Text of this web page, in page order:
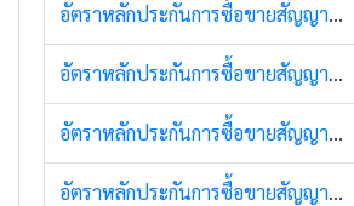
อัตราหลักประกันการซื้อขายสัญญาซื้อขายล่วงหน้า (15 กันยายน 2563)
อัตราหลักประกันการซื้อขายสัญญาซื้อขายล่วงหน้า (27 สิงหาคม 2563)
อัตราหลักประกันการซื้อขายสัญญาซื้อขายล่วงหน้า (06 สิงหาคม 2563)
อัตราหลักประกันการซื้อขายสัญญาซื้อขายล่วงหน้า (23 กรกฏาคม 2563)